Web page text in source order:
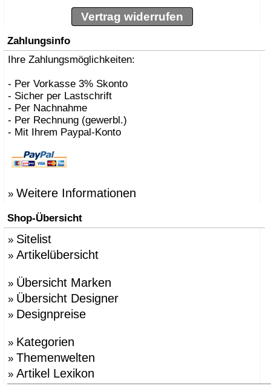
Vertrag widerrufen
Zahlungsinfo
Ihre Zahlungsmöglichkeiten:
- Per Vorkasse 3% Skonto
- Sicher per Lastschrift
- Per Nachnahme
- Per Rechnung (gewerbl.)
- Mit Ihrem Paypal-Konto
» Weitere Informationen
Shop-Übersicht
» Sitelist
» Artikelübersicht
» Übersicht Marken
» Übersicht Designer
» Designpreise
» Kategorien
» Themenwelten
» Artikel Lexikon